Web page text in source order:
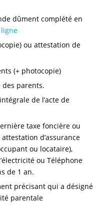
dûment complété en
ou attestation de
(+ photocopie)
des parents.
de l’acte de
taxe foncière ou
d’assurance
ou locataire),
ou Téléphone
de 1 an.
précisant qui a désigné
parentale